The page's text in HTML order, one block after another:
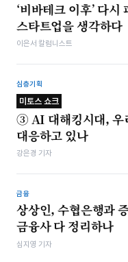
‘비바테크 이후’ 다시
스타트업을 생각하다
이은서 칼럼니스트
심층기획
미토스 쇼크
③ AI 대해킹시대, 우
대응하고 있나
강은경 기자
금융
상상인, 수협은행과
금융사 다 정리하나
심지영 기자